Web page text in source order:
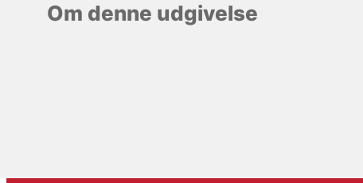
Om denne udgivelse